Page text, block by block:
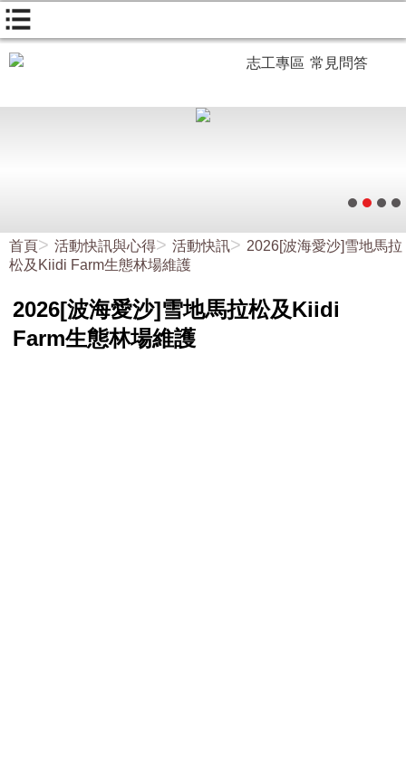
志工專區 常見問答
首頁 活動快訊與心得 活動快訊
2026[波海愛沙]雪地馬拉
松及Kiidi Farm生態林場維護
2026[波海愛沙]雪地馬拉松及Kiidi
Farm生態林場維護